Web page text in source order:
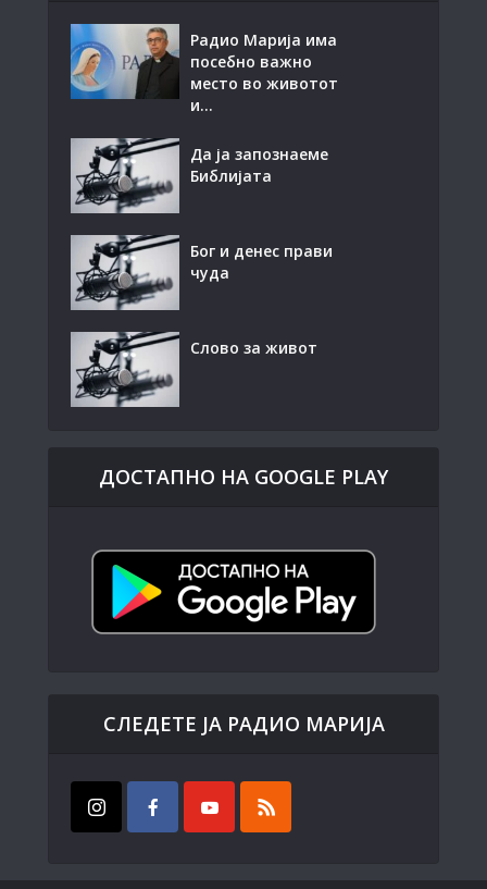
Радио Марија има
посебно важно
место во животот
и...
Да ја запознаеме
Библијата
Бог и денес прави
чуда
Слово за живот
ДОСТАПНО НА GOOGLE PLAY
СЛЕДЕТЕ ЈА РАДИО МАРИЈА